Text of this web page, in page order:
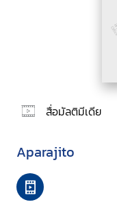
สื่อมัลติมีเดีย
Aparajito